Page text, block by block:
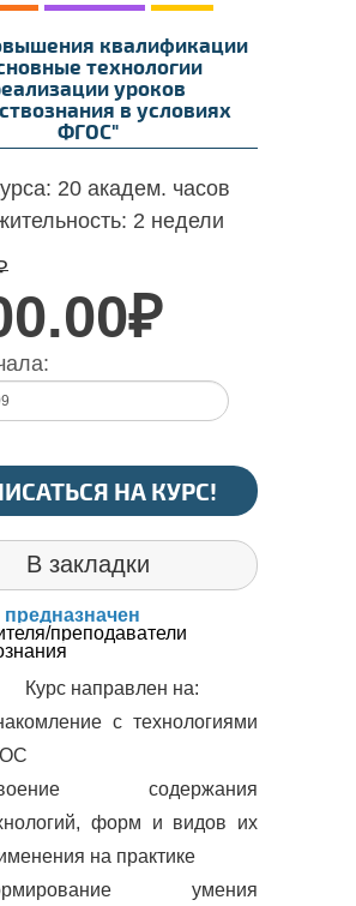
квалификации
технологии
уроков
в условиях
ФГОС"
20 академ. часов
2 недели
НА КУРС!
В закладки
предназначен
преподаватели
Курс направлен на:
с технологиями
содержания
форм и видов их
на практике
умения